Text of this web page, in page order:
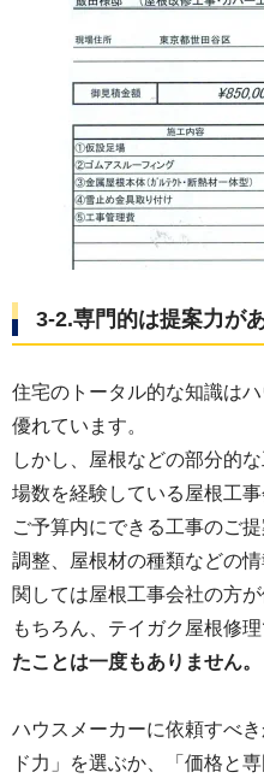
3-2.専門的は提案力が
住宅のトータル的な知識は
優れています。
しかし、屋根などの部分的
場数を経験している屋根工
ご予算内にできる工事のご
調整、屋根材の種類などの
関しては屋根工事会社の方が
もちろん、テイガク屋根修
たことは一度もありません。
ハウスメーカーに依頼すべ
ド力」を選ぶか、「価格と